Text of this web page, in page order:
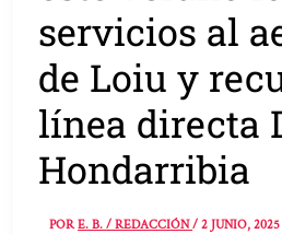
servicios al
de Loiu y
línea directa
Hondarribia
PORE. B. / REDACCIÓN/2 JUNIO, 2025